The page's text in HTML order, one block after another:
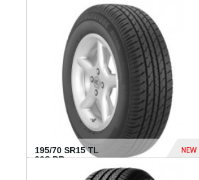
1 182 Dhs
195/70 SR15 TL
92S BR...
NEW